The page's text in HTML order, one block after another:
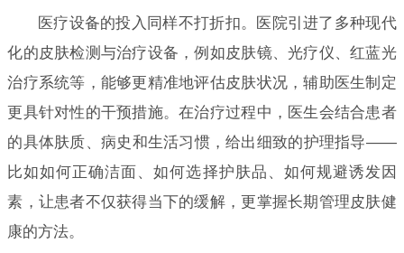
医疗设备的投入同样不打折扣。医院引进了多种现代
化的皮肤检测与治疗设备，例如皮肤镜、光疗仪、红蓝光
治疗系统等，能够更精准地评估皮肤状况，辅助医生制定
更具针对性的干预措施。在治疗过程中，医生会结合患者
的具体肤质、病史和生活习惯，给出细致的护理指导——
比如如何正确洁面、如何选择护肤品、如何规避诱发因
素，让患者不仅获得当下的缓解，更掌握长期管理皮肤健
康的方法。